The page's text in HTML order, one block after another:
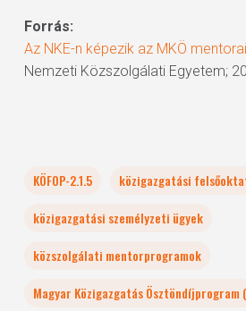
Forrás:
Az NKE-n képezik az MKÖ
Nemzeti Közszolgálati Egyetem;
KÖFOP-2.1.5
közigazgatási
közigazgatási személyzeti ügyek
közszolgálati mentorprogramok
Magyar Közigazgatás Ösztöndíjprogram